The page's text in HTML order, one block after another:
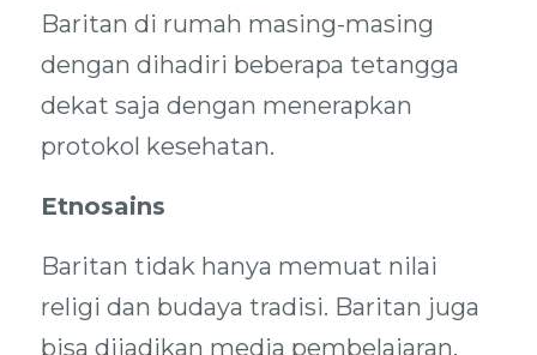
Baritan di rumah masing-masing
dengan dihadiri beberapa tetangga
dekat saja dengan menerapkan
protokol kesehatan.
Etnosains
Baritan tidak hanya memuat nilai
religi dan budaya tradisi. Baritan juga
bisa dijadikan media pembelajaran.